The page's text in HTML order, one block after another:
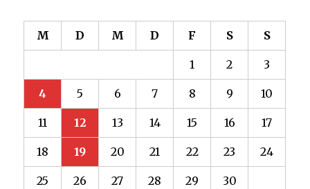
Druck
M D M D F S S
1 2 3
4 5 6 7 8 9 10
11 12 13 14 15 16 17
18 19 20 21 22 23 24
25 26 27 28 29
30